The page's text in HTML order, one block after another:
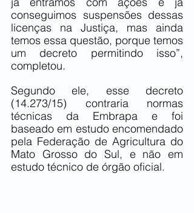
conseguimos suspensões dessas
licenças na Justiça, mas ainda
temos essa questão, porque temos
um decreto permitindo isso”,
completou.
Segundo ele, esse decreto
(14.273/15) contraria normas
técnicas da Embrapa e foi
baseado em estudo encomendado
pela Federação de Agricultura do
Mato Grosso do Sul, e não em
estudo técnico de órgão oficial.